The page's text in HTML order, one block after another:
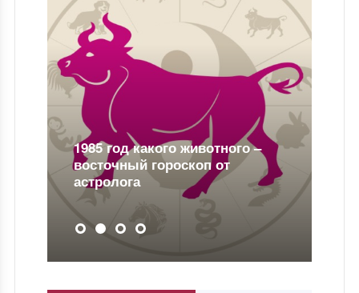
2017 год какого животного по
китайскому гороскопу?